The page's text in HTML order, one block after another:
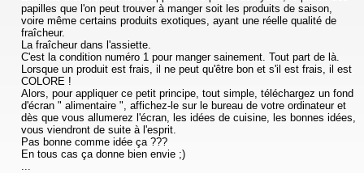
papilles que l'on peut trouver à manger soit les produits de saison,
voire même certains produits exotiques, ayant une réelle qualité de
fraîcheur.
La fraîcheur dans l'assiette.
C'est la condition numéro 1 pour manger sainement. Tout part de là.
Lorsque un produit est frais, il ne peut qu'être bon et s'il est frais, il est
COLORE !
Alors, pour appliquer ce petit principe, tout simple, téléchargez un fond
d'écran " alimentaire ", affichez-le sur le bureau de votre ordinateur et
dès que vous allumerez l'écran, les idées de cuisine, les bonnes idées,
vous viendront de suite à l'esprit.
Pas bonne comme idée ça ???
En tous cas ça donne bien envie ;)
...